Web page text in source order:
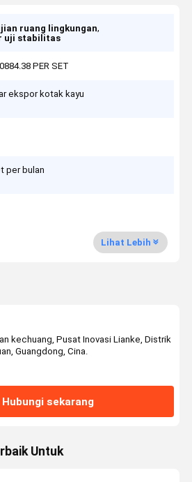
ruang lingkungan,
uji stabilitas
PER SET
ekspor kotak kayu
per bulan
Lihat Lebih
kechuang, Pusat Inovasi Lianke, Distrik
Guangdong, Cina.
Hubungi sekarang
Untuk